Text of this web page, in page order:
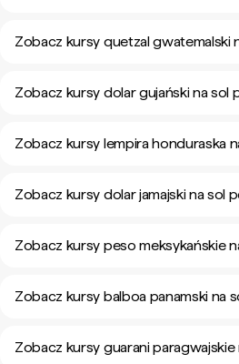
Zobacz kursy quetzal gwatemalski
Zobacz kursy dolar gujański na sol
Zobacz kursy lempira honduraska
Zobacz kursy dolar jamajski na sol
Zobacz kursy peso meksykańskie
Zobacz kursy balboa panamski na
Zobacz kursy guarani